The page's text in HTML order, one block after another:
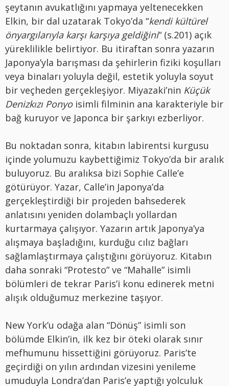
şeytanın avukatlığını yapmaya yeltenecekken
Elkin, bir dal uzatarak Tokyo’da “kendi kültürel
önyargılarıyla karşı karşıya geldiğini“ (s.201) açık
yüreklilikle belirtiyor. Bu itiraftan sonra yazarın
Japonya’yla barışması da şehirlerin fiziki koşulları
veya binaları yoluyla değil, estetik yoluyla soyut
bir veçheden gerçekleşiyor. Miyazaki’nin Küçük
Denizkızı Ponyoisimli filminin ana karakteriyle bir
bağ kuruyor ve Japonca bir şarkıyı ezberliyor.
Bu noktadan sonra, kitabın labirentsi kurgusu
içinde yolumuzu kaybettiğimiz Tokyo’da bir aralık
buluyoruz. Bu aralıksa bizi Sophie Calle’e
götürüyor. Yazar, Calle’in Japonya’da
gerçekleştirdiği bir projeden bahsederek
anlatısını yeniden dolambaçlı yollardan
kurtarmaya çalışıyor. Yazarın artık Japonya’ya
alışmaya başladığını, kurduğu cılız bağları
sağlamlaştırmaya çalıştığını görüyoruz. Kitabın
daha sonraki “Protesto” ve “Mahalle” isimli
bölümleri de tekrar Paris’i konu edinerek metni
alışık olduğumuz merkezine taşıyor.
New York’u odağa alan “Dönüş” isimli son
bölümde Elkin’in, ilk kez bir öteki olarak sınır
mefhumunu hissettiğini görüyoruz. Paris’te
geçirdiği on yılın ardından vizesini yenileme
umuduyla Londra’dan Paris’e yaptığı yolculuk